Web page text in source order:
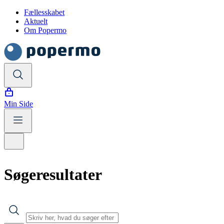
Fællesskabet
Aktuelt
Om Popermo
Min Side
Søgeresultater